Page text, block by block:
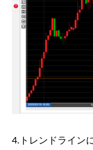
4.トレンドライン